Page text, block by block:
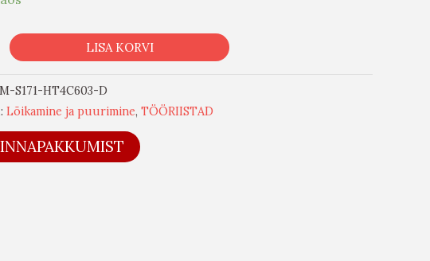
LISA KORVI
M-S171-HT4C603-D
Lõikamine ja puurimine, TÖÖRIISTAD